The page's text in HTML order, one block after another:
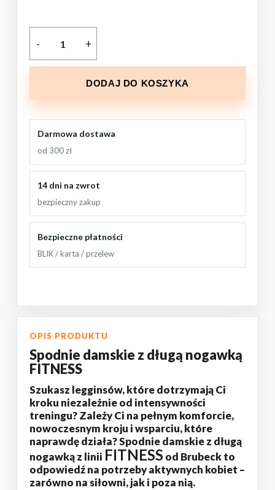
DODAJ DO KOSZYKA
Darmowa dostawa
od 300 zł
14 dni na zwrot
bezpieczny zakup
Bezpieczne płatności
BLIK / karta / przelew
OPIS PRODUKTU
Spodnie damskie z długą nogawką
FITNESS
Szukasz legginsów, które dotrzymają Ci
kroku niezależnie od intensywności
treningu? Zależy Ci na pełnym komforcie,
nowoczesnym kroju i wsparciu, które
naprawdę działa? Spodnie damskie z długą
nogawką z linii FITNESS od Brubeck to
odpowiedź na potrzeby aktywnych kobiet –
zarówno na siłowni, jak i poza nią.